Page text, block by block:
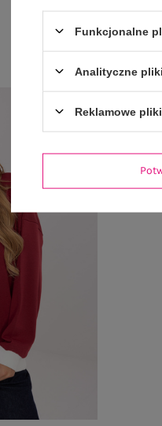
Funkcjonalne
Analityczne
Reklamowe